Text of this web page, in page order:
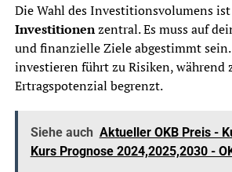
Die Wahl des Investitionsvolumens
Investitionenzentral. Es muss auf
und finanzielle Ziele abgestimmt
investieren führt zu Risiken, während
Ertragspotenzial begrenzt.
Siehe auch Aktueller OKB Preis -
Kurs Prognose 2024,2025,2030 -